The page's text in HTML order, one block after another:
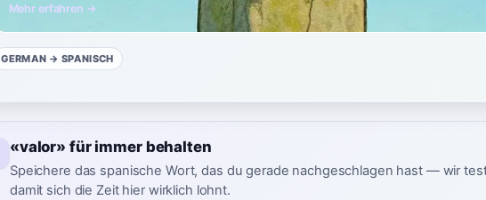
Mehr erfahren →
GERMAN → SPANISCH
«valor» für immer behalten
Speichere das spanische Wort, das du gerade nachgeschlagen hast — wir
damit sich die Zeit hier wirklich lohnt.